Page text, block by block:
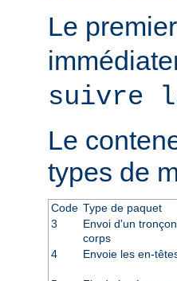
Le
suivre
Le
types de
Code Type de paquet
3
Envoi d'un
corps
4
Envoie les en-